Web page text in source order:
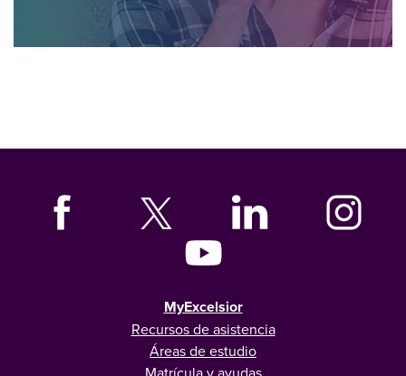
MyExcelsior
Recursos de asistencia
Áreas de estudio